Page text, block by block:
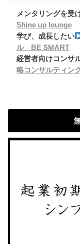
メンタリングを受
Shine up lounge
学び、成長したい
ル BE SMART
経営者向けコンサ
略コンサルティン